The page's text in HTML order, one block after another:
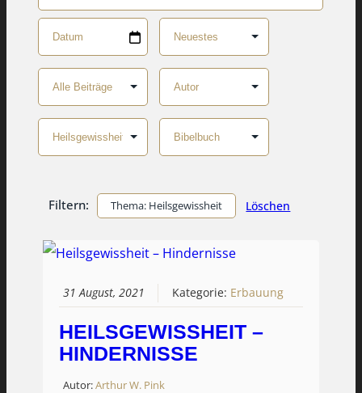
Filtern: Thema: Heilsgewissheit Löschen
31 August, 2021 Kategorie: Erbauung
HEILSGEWISSHEIT –
HINDERNISSE
Autor:Arthur W. Pink